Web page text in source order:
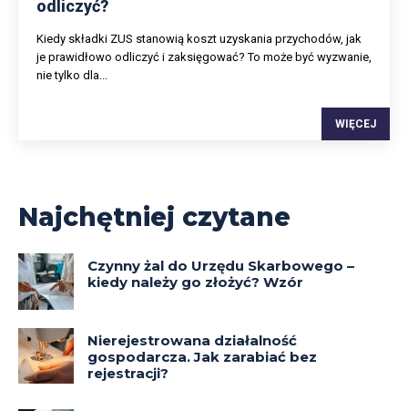
odliczyć?
Kiedy składki ZUS stanowią koszt uzyskania przychodów, jak
je prawidłowo odliczyć i zaksięgować? To może być wyzwanie,
nie tylko dla...
WIĘCEJ
Najchętniej czytane
Czynny żal do Urzędu Skarbowego –
kiedy należy go złożyć? Wzór
Nierejestrowana działalność
gospodarcza. Jak zarabiać bez
rejestracji?